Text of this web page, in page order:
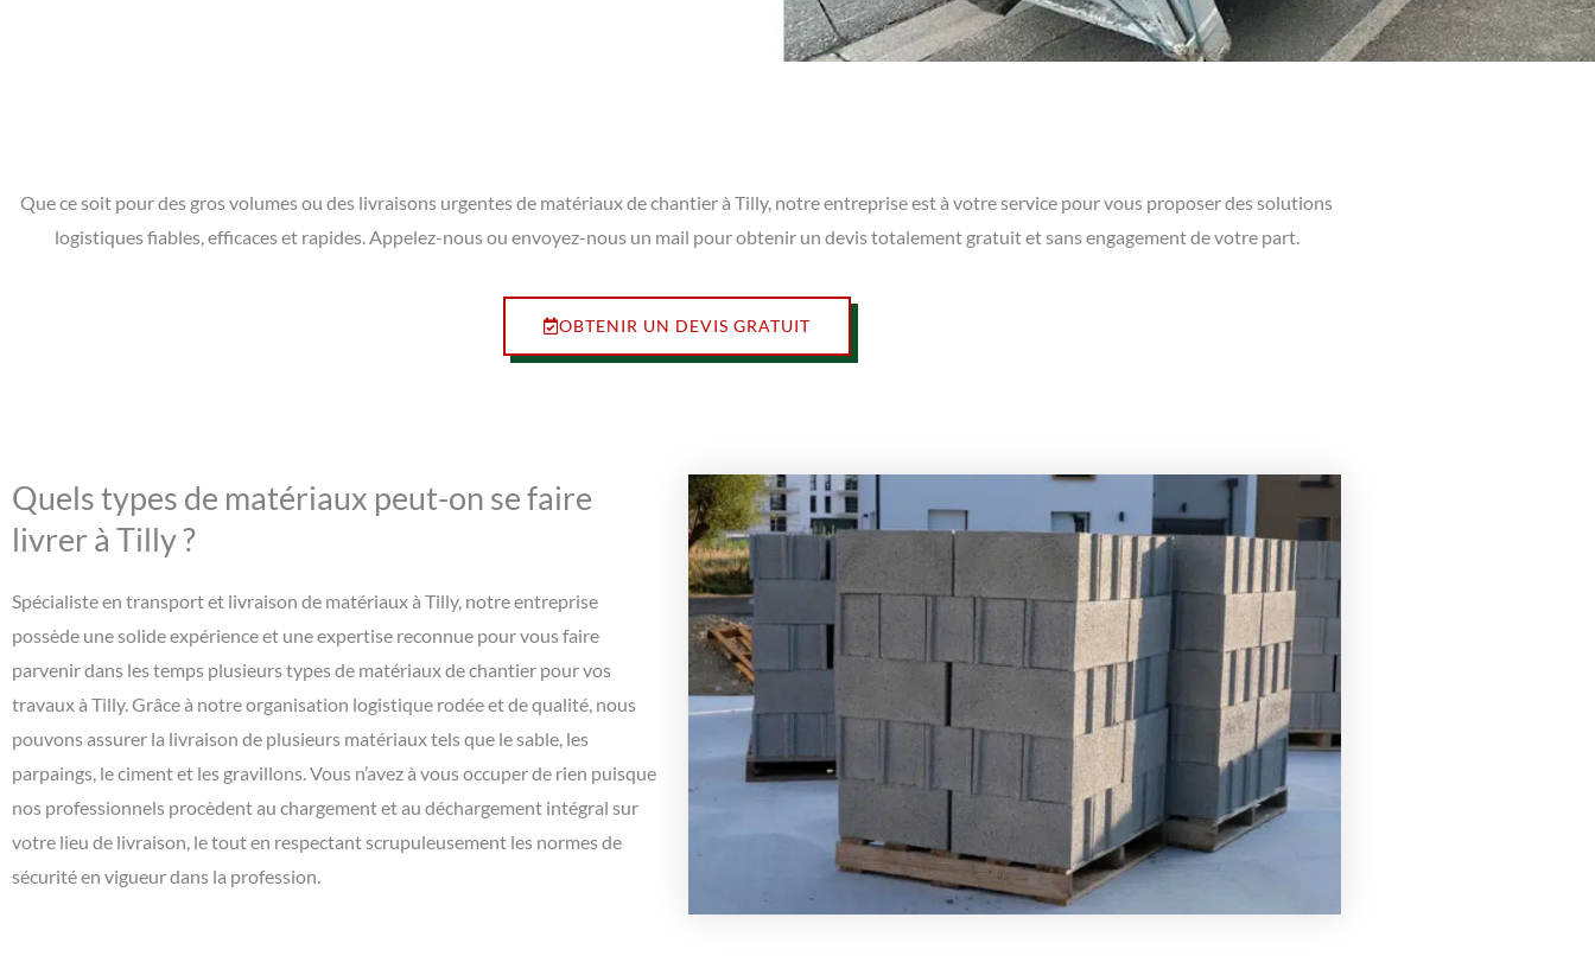
Que ce soit pour des gros volumes ou des livraisons urgentes de matériaux de chantier à Tilly, notre entreprise est à votre service pour vous proposer des solutions
logistiques fiables, efficaces et rapides. Appelez-nous ou envoyez-nous un mail pour obtenir un devis totalement gratuit et sans engagement de votre part.
OBTENIR UN DEVIS GRATUIT
Quels types de matériaux peut-on se faire
livrer à Tilly ?
Spécialiste en transport et livraison de matériaux à Tilly, notre entreprise
possède une solide expérience et une expertise reconnue pour vous faire
parvenir dans les temps plusieurs types de matériaux de chantier pour vos
travaux à Tilly. Grâce à notre organisation logistique rodée et de qualité, nous
pouvons assurer la livraison de plusieurs matériaux tels que le sable, les
parpaings, le ciment et les gravillons. Vous n’avez à vous occuper de rien puisque
nos professionnels procèdent au chargement et au déchargement intégral sur
votre lieu de livraison, le tout en respectant scrupuleusement les normes de
sécurité en vigueur dans la profession.